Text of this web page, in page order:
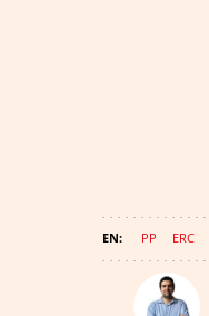
PP ERC